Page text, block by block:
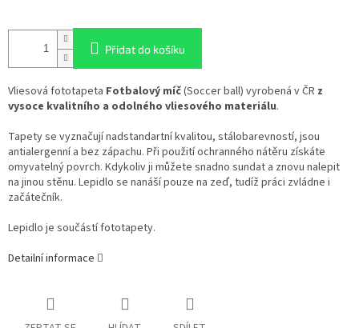
Přidat do košíku
Vliesová fototapeta Fotbalový míč(Soccer ball) vyrobená v ČR z
vysoce kvalitního a odolného vliesového materiálu.
Tapety se vyznačují nadstandartní kvalitou, stálobarevností, jsou
antialergenní a bez zápachu. Při použití ochranného nátěru získáte
omyvatelný povrch. Kdykoliv ji můžete snadno sundat a znovu nalepit
na jinou stěnu. Lepidlo se nanáší pouze na zeď, tudíž práci zvládne i
začátečník.
Lepidlo je součástí fototapety.
Detailní informace